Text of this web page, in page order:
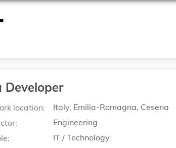
Developer
location: Italy, Emilia-Romagna, Cesena
Engineering
IT / Technology